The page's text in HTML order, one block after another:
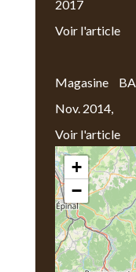
2017
Voir l'article
Magasine
Nov. 2014,
Voir l'article
Nous Trouver
+
−